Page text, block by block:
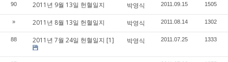
90 2011년 9월 13일 헌혈일지 박영식 2011.09.15 1505
» 2011년 8월 13일 헌혈일지 박영식 2011.08.14 1302
88 2011년 7월 24일 헌혈일지 [1] 박영식 2011.07.25 1333